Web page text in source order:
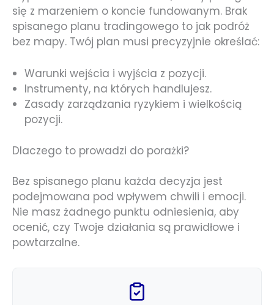
się z marzeniem o koncie fundowanym. Brak
spisanego planu tradingowego to jak podróż
bez mapy. Twój plan musi precyzyjnie określać:
Warunki wejścia i wyjścia z pozycji.
Instrumenty, na których handlujesz.
Zasady zarządzania ryzykiem i wielkością
pozycji.
Dlaczego to prowadzi do porażki?
Bez spisanego planu każda decyzja jest
podejmowana pod wpływem chwili i emocji.
Nie masz żadnego punktu odniesienia, aby
ocenić, czy Twoje działania są prawidłowe i
powtarzalne.